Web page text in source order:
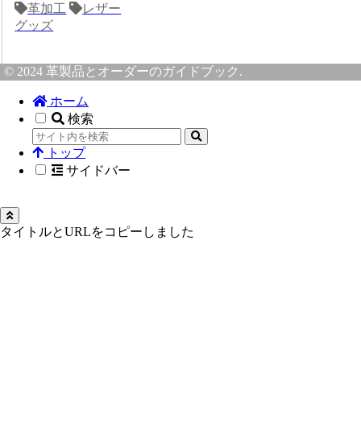
革加工
レザー
グッズ
© 2024 革製品とオーダーのガイドブック.
ホーム
検索
トップ
サイドバー
タイトルとURLをコピーしました